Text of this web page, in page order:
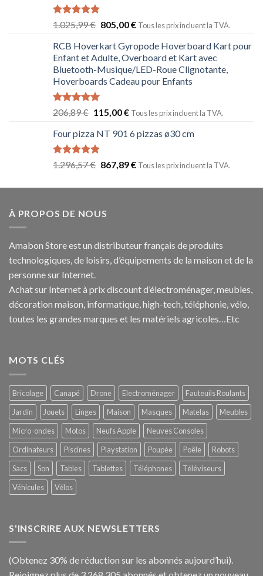
Note 5.00
1.025,99€ 805,00€ Tous les prix incluent la TVA.
RCB Hoverkart Gyropode Hoverboard Kart pour
Enfant et Adulte, Overboard et Kart avec
Bluetooth-Musique/LED-Roue Clignotante,
Hoverboards Cadeau pour Enfants
Note5.00
sur 5
206,89€ 115,00€ Tous les prix incluent la TVA.
Four pizza NT 901 6 pizzas ø30 cm
Note 5.00
1.296,57€ 867,89€ Tous les prix incluent la TVA.
À PROPOS DE NOUS
Amabon Store est un distributeur français de produits
technologiques, de loisirs, d’équipements de la maison et de la
personne sur Internet.
Achat sur Internet à prix discount d’électroménager, meubles,
décoration maison, informatique, high-tech, téléphonie, vélo,
toutes les grandes marques et les matériels agricoles…Etc
MOTS CLÉS
Bricolage Canapé Drone Electroménager
Fauteuils Roulants
Jardin
Jouets Linges Maison Masques Matelas
Meubles
Micro-ondes
Motos Neufs Apple
Neuves Consoles
Ordinateurs
Piscines Playstation Poupée Poêle
Robots
Sacs
Son Tables Tablettes Téléphones
Téléviseurs
Véhicules
Vélos
S'INSCRIRE AUX NEWSLETTERS
(Obtenez 30% de réduction sur les abonnés aujourd’hui).